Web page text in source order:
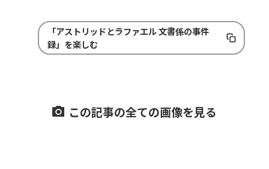
「アストリッドとラファエル 文書係の事件
録」を楽しむ
この記事の全ての画像を見る